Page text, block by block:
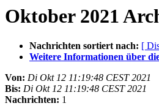
Oktober 2021
Nachrichten sortiert nach: [
Weitere Informationen über
Von: Di Okt 12 11:19:48 CEST 2021
Bis: Di Okt 12 11:19:48 CEST 2021
Nachrichten: 1